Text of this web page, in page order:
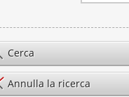
Cerca
Annulla la ricerca